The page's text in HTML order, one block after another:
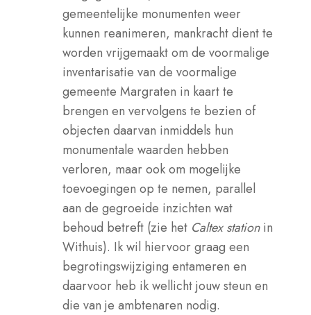
gemeentelijke monumenten weer
kunnen reanimeren, mankracht dient te
worden vrijgemaakt om de voormalige
inventarisatie van de voormalige
gemeente Margraten in kaart te
brengen en vervolgens te bezien of
objecten daarvan inmiddels hun
monumentale waarden hebben
verloren, maar ook om mogelijke
toevoegingen op te nemen, parallel
aan de gegroeide inzichten wat
behoud betreft (zie het Caltex stationin
Withuis). Ik wil hiervoor graag een
begrotingswijziging entameren en
daarvoor heb ik wellicht jouw steun en
die van je ambtenaren nodig.